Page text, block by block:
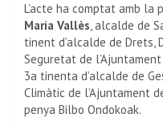
L’acte ha comptat amb la
Maria Vallès, alcalde de
tinent d’alcalde de Drets,
Seguretat de
3a tinenta d’alcalde de
Climàtic de l’Ajuntament
penya Bilbo Ondokoak.